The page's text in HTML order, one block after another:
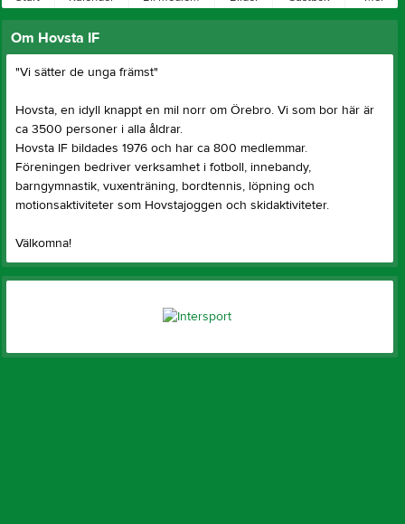
Om Hovsta IF
"Vi sätter de unga främst"
Hovsta, en idyll knappt en mil norr om Örebro. Vi som bor här är
ca 3500 personer i alla åldrar.
Hovsta IF bildades 1976 och har ca 800 medlemmar.
Föreningen bedriver verksamhet i fotboll, innebandy,
barngymnastik, vuxenträning, bordtennis, löpning och
motionsaktiviteter som Hovstajoggen och skidaktiviteter.
Välkomna!